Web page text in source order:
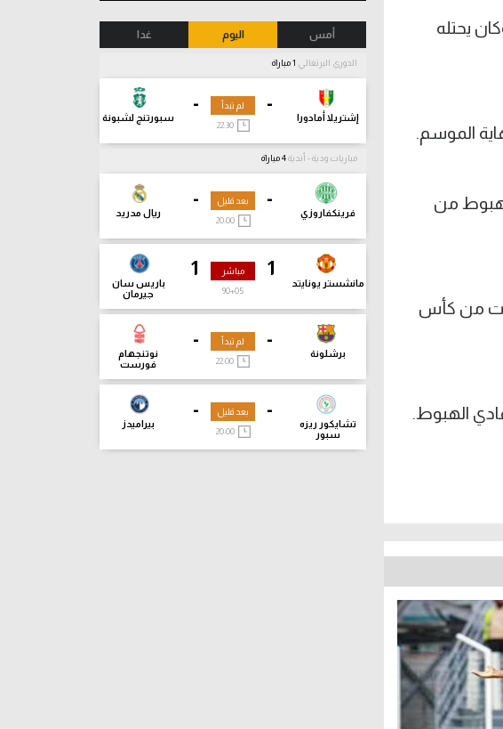
والمؤدي للبقاء بفارق 4 نقاط، وكان يحتله
الموسم.
تفادي الهبوط من
المجموعات من كأس
الهبوط.
أمس اليوم غدا
الدوري البرتغالي
-
إشتريلا أمادورا
-
سبورتنج لشبونة
لم تبدأ
22:30
مباريات ودية - أندية
-
فرينكفاروزي
-
ريال مدريد
بعد قليل
20:00
1
مانشستر يونايتد
1
باريس سان
جيرمان
مباشر
90+05
-
برشلونة
-
نوتنجهام
فورست
لم تبدأ
-
تشايكور ريزه
سبور
-
بيراميدز
بعد قليل
20:00